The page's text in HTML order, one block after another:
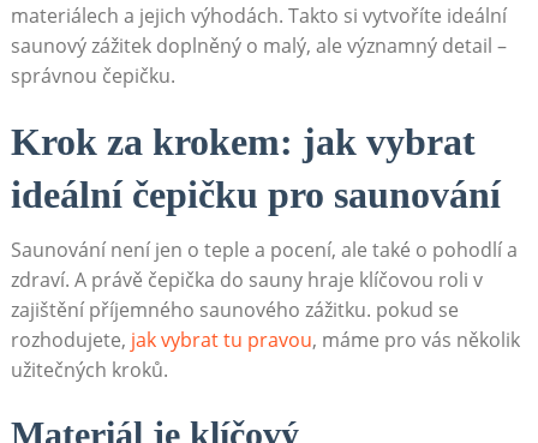
materiálech a jejich výhodách. Takto si vytvoříte ideální
saunový zážitek doplněný o malý, ale významný detail –
správnou čepičku.
Krok za krokem: jak vybrat
ideální čepičku pro saunování
Saunování není jen o teple a pocení, ale také o pohodlí a
zdraví. A právě čepička do sauny hraje klíčovou roli v
zajištění příjemného saunového zážitku. pokud se
rozhodujete, jak vybrat tu pravou, máme pro vás několik
užitečných kroků.
Materiál je klíčový